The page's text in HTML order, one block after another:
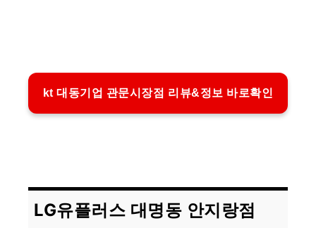
kt 대동기업 관문시장점 리뷰&정보 바로확인
LG유플러스 대명동 안지랑점